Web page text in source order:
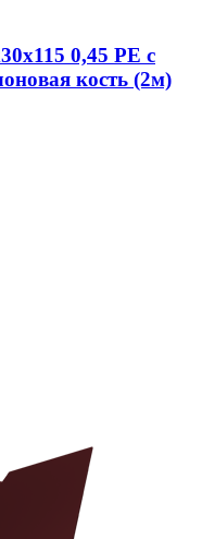
0,45 PE с
кость (2м)